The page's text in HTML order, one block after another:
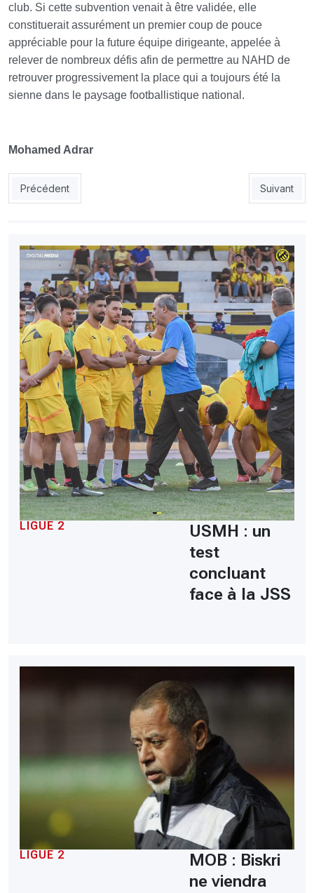
club. Si cette subvention venait à être validée, elle
constituerait assurément un premier coup de pouce
appréciable pour la future équipe dirigeante, appelée à
relever de nombreux défis afin de permettre au NAHD de
retrouver progressivement la place qui a toujours été la
sienne dans le paysage footballistique national.
Mohamed Adrar
Article précédent : USMH : AGEX reportée aux 22 ou 23 juin
Précédent Article
Suivant
LIGUE 2
USMH : un
test
concluant
face à la JSS
LIGUE 2
MOB : Biskri
ne viendra